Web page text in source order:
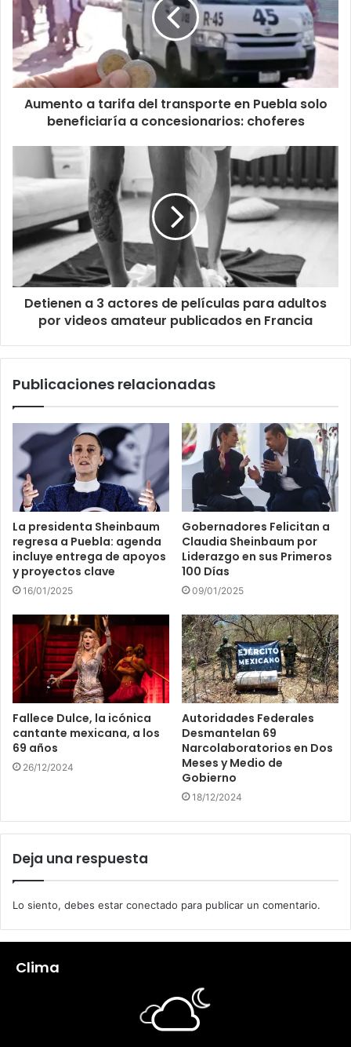
Aumento a tarifa del transporte en Puebla solo
beneficiaría a concesionarios: choferes
Detienen a 3 actores de películas para adultos
por videos amateur publicados en Francia
Publicaciones relacionadas
La presidenta Sheinbaum
regresa a Puebla: agenda
incluye entrega de apoyos
y proyectos clave
16/01/2025
Gobernadores Felicitan a
Claudia Sheinbaum por
Liderazgo en sus Primeros
100 Días
09/01/2025
Fallece Dulce, la icónica
cantante mexicana, a los
69 años
26/12/2024
Autoridades Federales
Desmantelan 69
Narcolaboratorios en Dos
Meses y Medio de
Gobierno
18/12/2024
Deja una respuesta
Lo siento, debes estar conectado para publicar un comentario.
Clima